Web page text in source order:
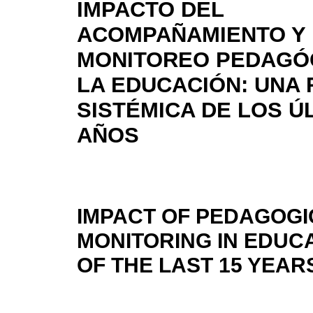
IMPACTO DEL
ACOMPAÑAMIENTO Y
MONITOREO
LA EDUCACIÓN: UNA
SISTÉMICA DE LOS
AÑOS
IMPACT OF
MONITORING IN
OF THE LAST 15